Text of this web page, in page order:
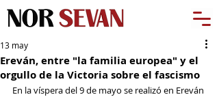
Ereván, entre "la familia europea" y el
orgullo de la Victoria sobre el fascismo
13 may
En la víspera del 9 de mayo se realizó en Ereván